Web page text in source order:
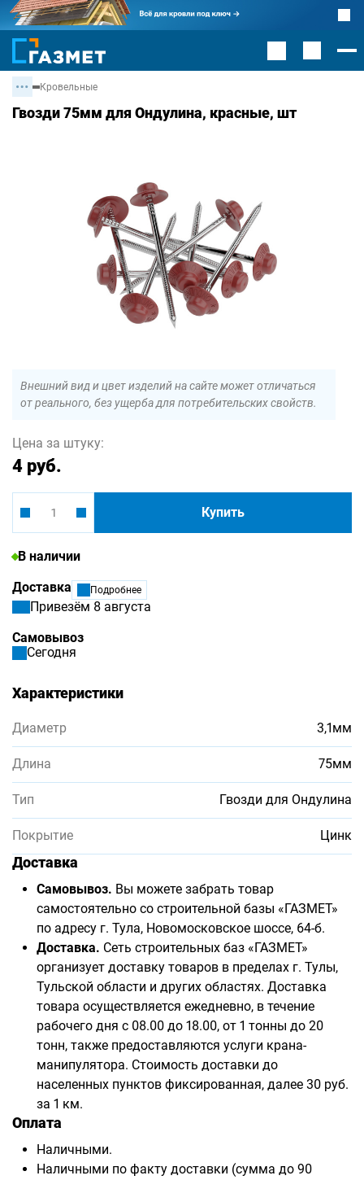
Кровельные
Гвозди 75мм для Ондулина, красные, шт
Внешний вид и цвет изделий на сайте может отличаться
от реального, без ущерба для потребительских свойств.
Цена за штуку:
4 руб.
Купить
В наличии
Доставка
Подробнее
Привезём 8 августа
Самовывоз
Сегодня
Характеристики
Диаметр 3,1мм
Длина 75мм
Тип Гвозди для Ондулина
Покрытие Цинк
Доставка
Самовывоз. Вы можете забрать товар
самостоятельно со строительной базы «ГАЗМЕТ»
по адресу г. Тула, Новомосковское шоссе, 64-б.
Доставка. Сеть строительных баз «ГАЗМЕТ»
организует доставку товаров в пределах г. Тулы,
Тульской области и других областях. Доставка
товара осуществляется ежедневно, в течение
рабочего дня с 08.00 до 18.00, от 1 тонны до 20
тонн, также предоставляются услуги крана-
манипулятора. Стоимость доставки до
населенных пунктов фиксированная, далее 30 руб.
за 1 км.
Оплата
Наличными.
Наличными по факту доставки (сумма до 90